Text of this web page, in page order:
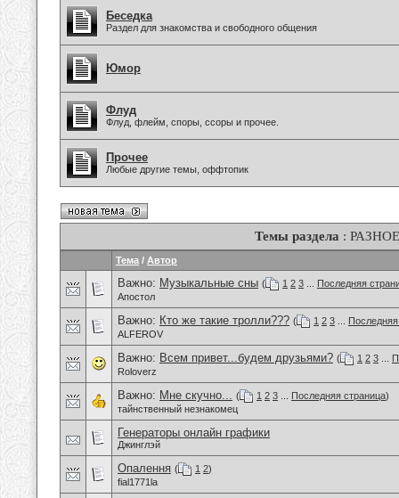
Беседка
Раздел для знакомства и свободного общения
Юмор
Флуд
Флуд, флейм, споры, ссоры и прочее.
Прочее
Любые другие темы, оффтопик
Темы раздела : РАЗНОЕ
Тема / Автор
Важно: Музыкальные сны ( 1 2 3
Последняя
Апостол
Важно: Кто же такие тролли??? ( 1 2 3
ALFEROV
Важно: Всем привет...будем друзьями? ( 1 2 3
Roloverz
Важно: Мне скучно... ( 1 2 3 Последняя страница)
тайнственный незнакомец
Генераторы онлайн графики
Джинглэй
Опалення ( 1 2)
fial1771la